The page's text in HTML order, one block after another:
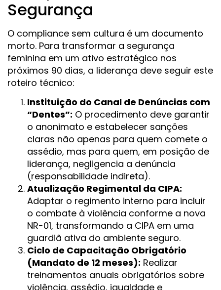
Segurança
O compliance sem cultura é um documento
morto. Para transformar a segurança
feminina em um ativo estratégico nos
próximos 90 dias, a liderança deve seguir este
roteiro técnico:
Instituição do Canal de Denúncias com
“Dentes”: O procedimento deve garantir
o anonimato e estabelecer sanções
claras não apenas para quem comete o
assédio, mas para quem, em posição de
liderança, negligencia a denúncia
(responsabilidade indireta).
Atualização Regimental da CIPA:
Adaptar o regimento interno para incluir
o combate à violência conforme a nova
NR-01, transformando a CIPA em uma
guardiã ativa do ambiente seguro.
Ciclo de Capacitação Obrigatório
(Mandato de 12 meses): Realizar
treinamentos anuais obrigatórios sobre
violência, assédio, igualdade e